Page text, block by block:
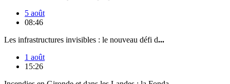
5 août
08:46
Les infrastructures invisibles : le nouveau défi d...
1 août
15:26